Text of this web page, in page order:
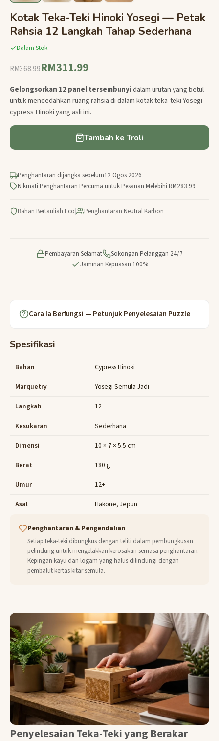
Kotak Teka-Teki Hinoki Yosegi — Petak
Rahsia 12 Langkah Tahap Sederhana
Dalam Stok
RM368.99RM311.99
Gelongsorkan 12 panel tersembunyidalam urutan yang betul
untuk mendedahkan ruang rahsia di dalam kotak teka-teki Yosegi
cypress Hinoki yang asli ini.
Tambah ke Troli
Penghantaran dijangka sebelum12 Ogos 2026
Nikmati Penghantaran Percuma untuk Pesanan Melebihi RM283.99
Bahan Bertauliah Eco| Penghantaran Neutral Karbon
Pembayaran Selamat
Sokongan Pelanggan 24/7
Jaminan Kepuasan 100%
Cara Ia Berfungsi — Petunjuk Penyelesaian Puzzle
Spesifikasi
Bahan Cypress Hinoki
Marquetry Yosegi Semula Jadi
Langkah 12
Kesukaran Sederhana
Dimensi 10 × 7 × 5.5 cm
Berat 180 g
Umur 12+
Asal Hakone, Jepun
Penghantaran & Pengendalian
Setiap teka-teki dibungkus dengan teliti dalam pembungkusan
pelindung untuk mengelakkan kerosakan semasa penghantaran.
Kepingan kayu dan logam yang halus dilindungi dengan
pembalut kertas kitar semula.
Penyelesaian Teka-Teki yang Berakar